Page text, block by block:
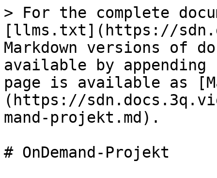
> For the complete
[llms.txt](https://
Markdown versions of
available by
page is available as
(https://
mand-projekt.md).
# OnDemand-Projekt